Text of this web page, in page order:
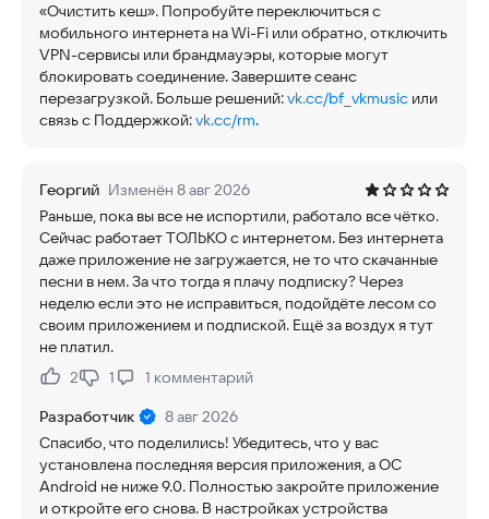
«Очистить кеш». Попробуйте переключиться с
мобильного интернета на Wi-Fi или обратно, отключить
VPN-сервисы или брандмауэры, которые могут
блокировать соединение. Завершите сеанс
перезагрузкой. Больше решений:vk.cc/bf_vkmusic или
связь с Поддержкой:vk.cc/rm.
Георгий Изменён 8 авг 2026
Раньше, пока вы все не испортили, работало все чётко.
Сейчас работает ТОЛЬКО с интернетом. Без интернета
даже приложение не загружается, не то что скачанные
песни в нем. За что тогда я плачу подписку? Через
неделю если это не исправиться, подойдёте лесом со
своим приложением и подпиской. Ещё за воздух я тут
не платил.
Нравится:
2Не нравится:
1 1 комментарий
Разработчик
8 авг 2026
Спасибо, что поделились! Убедитесь, что у вас
установлена последняя версия приложения, а ОС
Android не ниже 9.0. Полностью закройте приложение
и откройте его снова. В настройках устройства